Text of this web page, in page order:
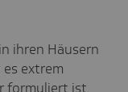
ihren Häusern
extrem
formuliert ist